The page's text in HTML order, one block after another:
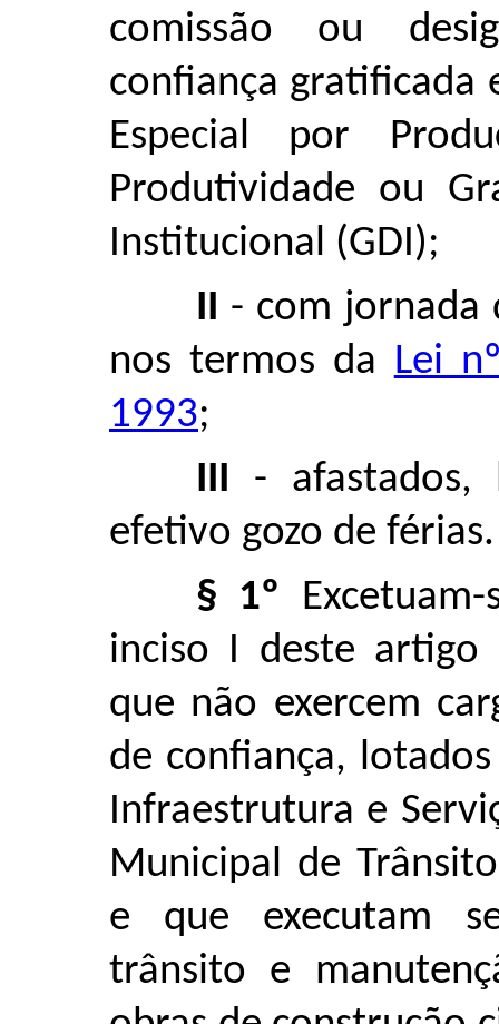
comissão ou
confiança gratificada
Especial por
Produtividade ou
Institucional (GDI);
II - com jornada
nos termos da Lei
1993;
III - afastados,
efetivo gozo de férias.
§ 1º
inciso I deste artigo
que não exercem
de confiança,
Infraestrutura e
Municipal de
e que executam
trânsito e